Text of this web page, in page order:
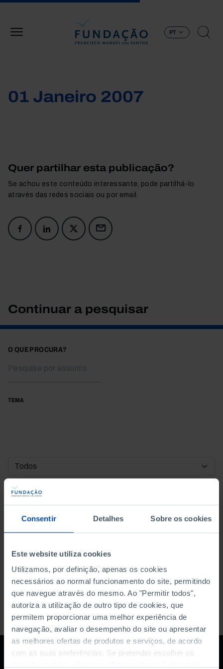
Consentir Detalhes Sobre os cookies
Este website utiliza cookies
Utilizamos, por definição, apenas os cookies
necessários ao normal funcionamento do site, permitindo
que navegue através do mesmo. Ao "Permitir todos",
autoriza a utilização de outro tipo de cookies, que
permitem proporcionar uma melhor experiência de
navegação, avaliar o desempenho do site ou apresentar
as melhores ofertas de produtos e serviços, de acordo
com as suas preferências. Se pretender escolher os
PT
01 Janeiro 2007
Quer partilhar esta publicação?
Se achou este conteúdo interessante, pode partilhá-lo
através das redes sociais ou por email.
Continuar a pesquisar
O QUE PROCURA?
TEMA
DATA DE INÍCIO
DATA DE FIM